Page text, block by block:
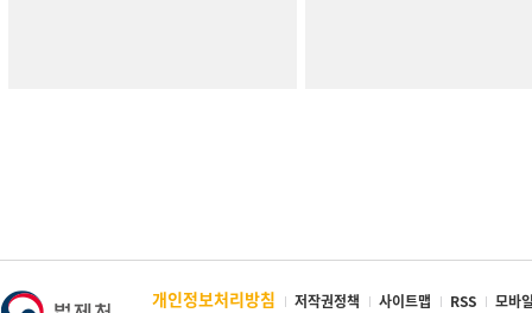
개인정보처리방침 저작권정책 사이트맵 RSS 모바